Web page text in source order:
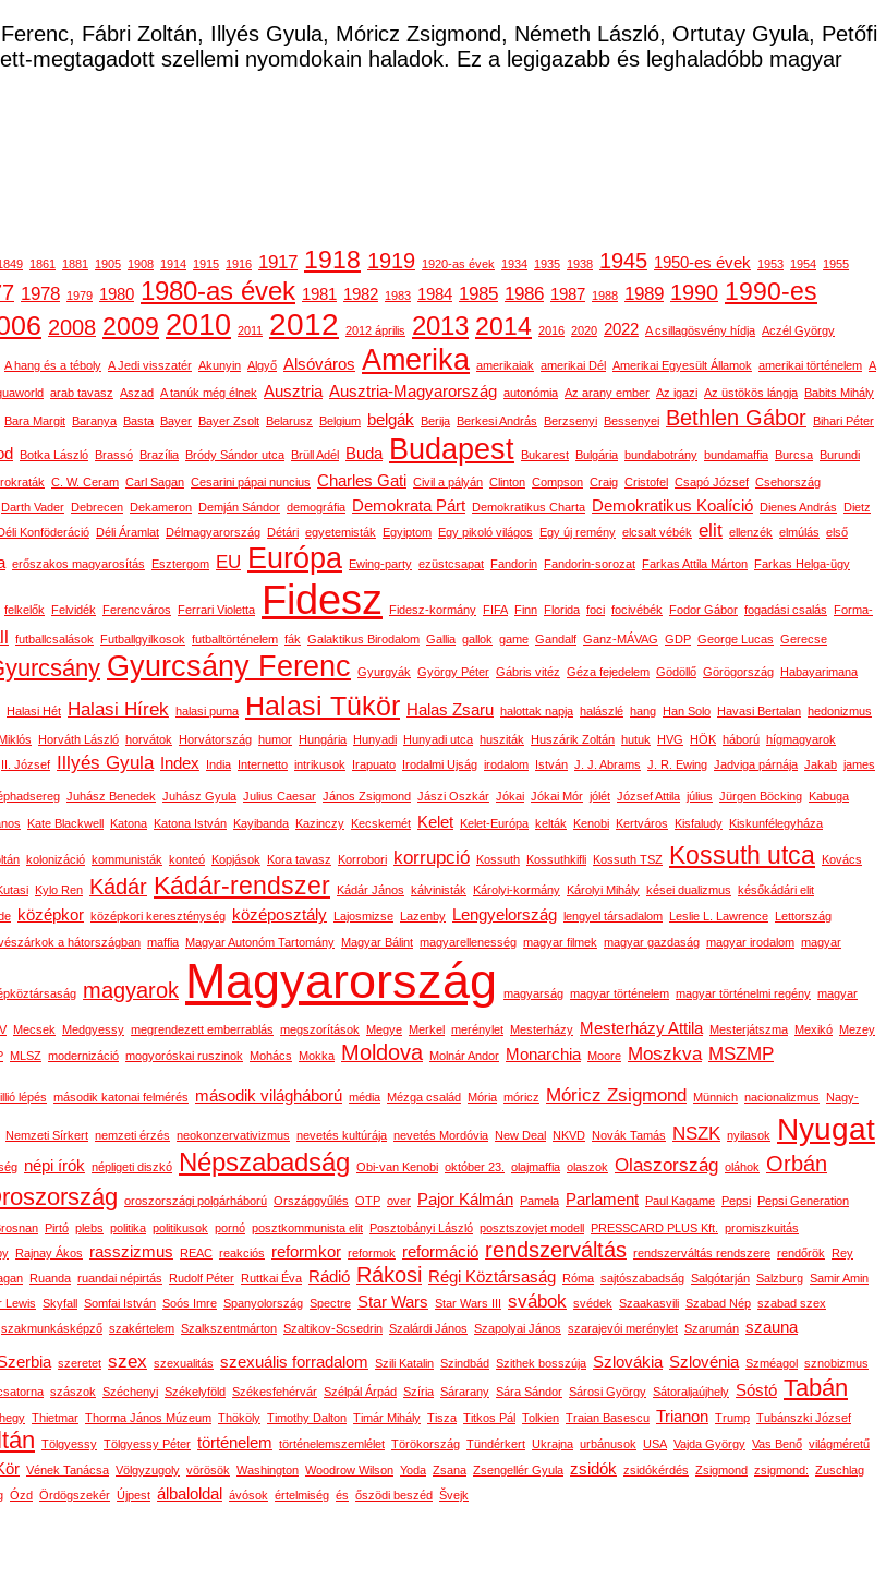
Fábri Zoltán, Illyés Gyula, Móricz Zsigmond, Németh László, Ortutay Gyula, Petőfi
megtagadott szellemi nyomdokain haladok. Ez a legigazabb és leghaladóbb magyar
1861 1881 1905 1908 1914 1915 1916 1917 1918 1919 1920-as évek 1934 1935 1938 1945 1950-es évek 1953 1954 1955
1978 1979 1980 1980-as évek 1981 1982 1983 1984 1985 1986 1987 1988 1989 1990 1990-es
2008 2009 2010 2011 2012 2012 április 2013 2014 2016 2020 2022 A csillagösvény hídja Aczél György
A hang és a téboly A Jedi visszatér Akunyin Algyő Alsóváros Amerika amerikaiak amerikai Dél Amerikai Egyesült Államok amerikai történelem A
arab tavasz Aszad A tanúk még élnek Ausztria Ausztria-Magyarország autonómia Az arany ember Az igazi Az üstökös lángja Babits Mihály
Bara Margit Baranya Basta Bayer Bayer Zsolt Belarusz Belgium belgák Berija Berkesi András Berzsenyi Bessenyei Bethlen Gábor Bihari Péter
Botka László Brassó Brazília Bródy Sándor utca Brüll Adél Buda Budapest Bukarest Bulgária bundabotrány bundamaffia Burcsa Burundi
C. W. Ceram Carl Sagan Cesarini pápai nuncius Charles Gati Civil a pályán Clinton Compson Craig Cristofel Csapó József Csehország
Darth Vader Debrecen Dekameron Demján Sándor demográfia Demokrata Párt Demokratikus Charta Demokratikus Koalíció Dienes András Dietz
Konföderáció Déli Áramlat Délmagyarország Détári egyetemisták Egyiptom Egy pikoló világos Egy új remény elcsalt vébék elit ellenzék elmúlás első
erőszakos magyarosítás Esztergom EU Európa Ewing-party ezüstcsapat Fandorin Fandorin-sorozat Farkas Attila Márton Farkas Helga-ügy
felkelők Felvidék Ferencváros Ferrari Violetta Fidesz Fidesz-kormány FIFA Finn Florida foci focivébék Fodor Gábor fogadási csalás Forma-
futballcsalások Futballgyilkosok futballtörténelem fák Galaktikus Birodalom Gallia gallok game Gandalf Ganz-MÁVAG GDP George Lucas Gerecse
Gyurcsány Ferenc Gyurgyák György Péter Gábris vitéz Géza fejedelem Gödöllő Görögország Habayarimana
Halasi Hét Halasi Hírek halasi puma Halasi Tükör Halas Zsaru halottak napja halászlé hang Han Solo Havasi Bertalan hedonizmus
Horváth László horvátok Horvátország humor Hungária Hunyadi Hunyadi utca husziták Huszárik Zoltán hutuk HVG HÖK háború hígmagyarok
II. József Illyés Gyula Index India Internetto intrikusok Irapuato Irodalmi Ujság irodalom István J. J. Abrams J. R. Ewing Jadviga párnája Jakab james
Juhász Benedek Juhász Gyula Julius Caesar János Zsigmond Jászi Oszkár Jókai Jókai Mór jólét József Attila július Jürgen Böcking Kabuga
Kate Blackwell Katona Katona István Kayibanda Kazinczy Kecskemét Kelet Kelet-Európa kelták Kenobi Kertváros Kisfaludy Kiskunfélegyháza
kolonizáció kommunisták konteó Kopjások Kora tavasz Korrobori korrupció Kossuth Kossuthkifli Kossuth TSZ Kossuth utca Kovács
Kylo Ren Kádár Kádár-rendszer Kádár János kálvinisták Károlyi-kormány Károlyi Mihály kései dualizmus későkádári elit
középkor középkori kereszténység középosztály Lajosmizse Lazenby Lengyelország lengyel társadalom Leslie L. Lawrence Lettország
a hátországban maffia Magyar Autonóm Tartomány Magyar Bálint magyarellenesség magyar filmek magyar gazdaság magyar irodalom magyar
magyarok Magyarország magyarság magyar történelem magyar történelmi regény magyar
Mecsek Medgyessy megrendezett emberrablás megszorítások Megye Merkel merénylet Mesterházy Mesterházy Attila Mesterjátszma Mexikó Mezey
MLSZ modernizáció mogyoróskai ruszinok Mohács Mokka Moldova Molnár Andor Monarchia Moore Moszkva MSZMP
lépés második katonai felmérés második világháború média Mézga család Mória móricz Móricz Zsigmond Münnich nacionalizmus Nagy-
Nemzeti Sírkert nemzeti érzés neokonzervativizmus nevetés kultúrája nevetés Mordóvia New Deal NKVD Novák Tamás NSZK nyilasok Nyugat
népi írók népligeti diszkó Népszabadság Obi-van Kenobi október 23. olajmaffia olaszok Olaszország oláhok Orbán
oroszországi polgárháború Országgyűlés OTP over Pajor Kálmán Pamela Parlament Paul Kagame Pepsi Pepsi Generation
Pirtó plebs politika politikusok pornó posztkommunista elit Posztobányi László posztszovjet modell PRESSCARD PLUS Kft.
promiszkuitás
Rajnay Ákos rasszizmus REAC reakciós reformkor reformok reformáció rendszerváltás rendszerváltás rendszere rendőrök Rey
Ruanda ruandai népirtás Rudolf Péter Ruttkai Éva Rádió Rákosi Régi Köztársaság Róma sajtószabadság Salgótarján Salzburg Samir Amin
Lewis Skyfall Somfai István Soós Imre Spanyolország Spectre Star Wars Star Wars III svábok svédek Szaakasvili Szabad Nép szabad szex
szakmunkásképző szakértelem Szalkszentmárton Szaltikov-Scsedrin Szalárdi János Szapolyai János szarajevói merénylet Szarumán szauna
szeretet szex szexualitás szexuális forradalom Szili Katalin Szindbád Szithek bosszúja Szlovákia Szlovénia Szméagol sznobizmus
szászok Széchenyi Székelyföld Székesfehérvár Szélpál Árpád Szíria Sárarany Sára Sándor Sárosi György Sátoraljaújhely Sóstó Tabán
Thietmar Thorma János Múzeum Thököly Timothy Dalton Timár Mihály Tisza Titkos Pál Tolkien Traian Basescu Trianon Trump Tubánszki József
Tölgyessy Tölgyessy Péter történelem történelemszemlélet Törökország Tündérkert Ukrajna urbánusok USA Vajda György Vas Benő világméretű
Vének Tanácsa Völgyzugoly vörösök Washington Woodrow Wilson Yoda Zsana Zsengellér Gyula zsidók zsidókérdés Zsigmond zsigmond: Zuschlag
Ózd Ördögszekér Újpest álbaloldal ávósok értelmiség és őszödi beszéd Švejk